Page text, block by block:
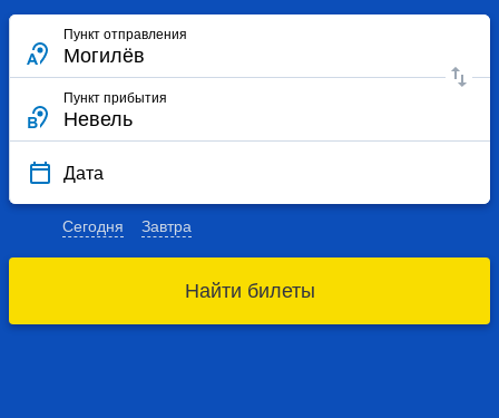
Пункт отправления
Пункт прибытия
Дата
Сегодня Завтра
Найти билеты